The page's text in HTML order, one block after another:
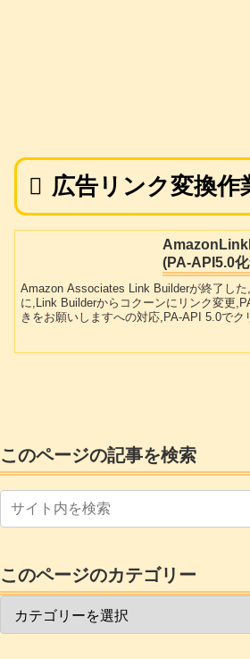
広告リンク変換作
(PA-API5.0
Amazon Associates Link Builderが終了し
に,Link Builderからコクーンにリンク変更
きをお願いしますへの対応,PA-API 5.0でク
このページの記事を検索
このページのカテゴリー